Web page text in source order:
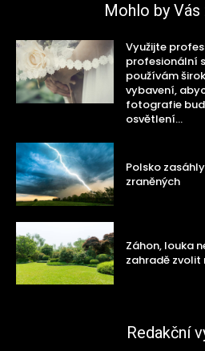
Mohlo by
Využijte
profesionální
používám
vybavení,
fotografie
osvětlení...
Polsko
zraněných
Záhon, louka
zahradě zvolit
Redakční